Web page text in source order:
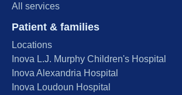
All services
Patient & families
Locations
Inova L.J. Murphy Children's Hospital
Inova Alexandria Hospital
Inova Loudoun Hospital